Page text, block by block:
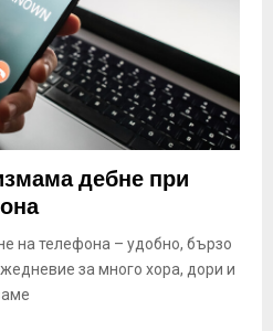
дебне при
на телефона – удобно, бързо
за много хора, дори и